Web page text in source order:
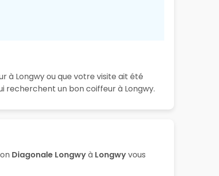
à Longwy ou que votre visite ait été
recherchent un bon coiffeur à Longwy.
Diagonale Longwyà Longwyvous